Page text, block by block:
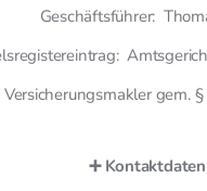
Geschäftsführer:
Versicherungsmakler gem.
➕ Kontaktdaten